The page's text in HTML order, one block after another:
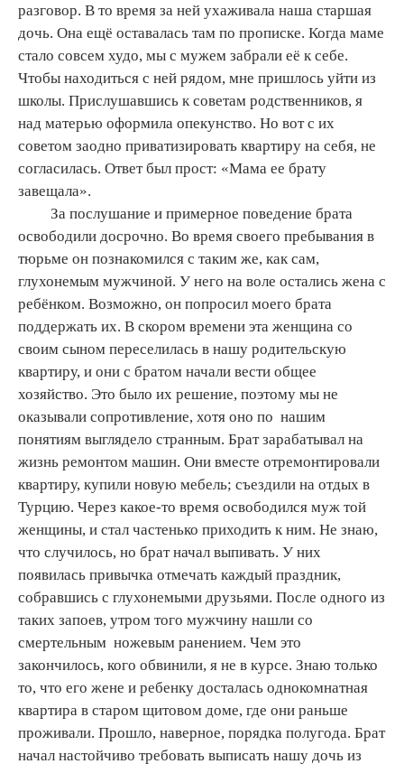
разговор. В то время за ней ухаживала наша старшая
дочь. Она ещё оставалась там по прописке. Когда маме
стало совсем худо, мы с мужем забрали её к себе.
Чтобы находиться с ней рядом, мне пришлось уйти из
школы. Прислушавшись к советам родственников, я
над матерью оформила опекунство. Но вот с их
советом заодно приватизировать квартиру на себя, не
согласилась. Ответ был прост: «Мама ее брату
завещала».
За послушание и примерное поведение брата
освободили досрочно. Во время своего пребывания в
тюрьме он познакомился с таким же, как сам,
глухонемым мужчиной. У него на воле остались жена с
ребёнком. Возможно, он попросил моего брата
поддержать их. В скором времени эта женщина со
своим сыном переселилась в нашу родительскую
квартиру, и они с братом начали вести общее
хозяйство. Это было их решение, поэтому мы не
оказывали сопротивление, хотя оно по нашим
понятиям выглядело странным. Брат зарабатывал на
жизнь ремонтом машин. Они вместе отремонтировали
квартиру, купили новую мебель; съездили на отдых в
Турцию. Через какое-то время освободился муж той
женщины, и стал частенько приходить к ним. Не знаю,
что случилось, но брат начал выпивать. У них
появилась привычка отмечать каждый праздник,
собравшись с глухонемыми друзьями. После одного из
таких запоев, утром того мужчину нашли со
смертельным ножевым ранением. Чем это
закончилось, кого обвинили, я не в курсе. Знаю только
то, что его жене и ребенку досталась однокомнатная
квартира в старом щитовом доме, где они раньше
проживали. Прошло, наверное, порядка полугода. Брат
начал настойчиво требовать выписать нашу дочь из